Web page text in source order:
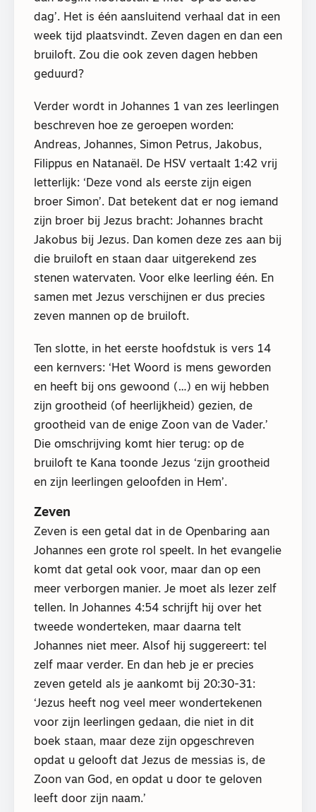
dag’. Het is één aansluitend verhaal dat in een
week tijd plaatsvindt. Zeven dagen en dan een
bruiloft. Zou die ook zeven dagen hebben
geduurd?
Verder wordt in Johannes 1 van zes leerlingen
beschreven hoe ze geroepen worden:
Andreas, Johannes, Simon Petrus, Jakobus,
Filippus en Natanaël. De HSV vertaalt 1:42 vrij
letterlijk: ‘Deze vond als eerste zijn eigen
broer Simon’. Dat betekent dat er nog iemand
zijn broer bij Jezus bracht: Johannes bracht
Jakobus bij Jezus. Dan komen deze zes aan bij
die bruiloft en staan daar uitgerekend zes
stenen watervaten. Voor elke leerling één. En
samen met Jezus verschijnen er dus precies
zeven mannen op de bruiloft.
Ten slotte, in het eerste hoofdstuk is vers 14
een kernvers: ‘Het Woord is mens geworden
en heeft bij ons gewoond (…) en wij hebben
zijn grootheid (of heerlijkheid) gezien, de
grootheid van de enige Zoon van de Vader.’
Die omschrijving komt hier terug: op de
bruiloft te Kana toonde Jezus ‘zijn grootheid
en zijn leerlingen geloofden in Hem’.
Zeven
Zeven is een getal dat in de Openbaring aan
Johannes een grote rol speelt. In het evangelie
komt dat getal ook voor, maar dan op een
meer verborgen manier. Je moet als lezer zelf
tellen. In Johannes 4:54 schrijft hij over het
tweede wonderteken, maar daarna telt
Johannes niet meer. Alsof hij suggereert: tel
zelf maar verder. En dan heb je er precies
zeven geteld als je aankomt bij 20:30-31:
‘Jezus heeft nog veel meer wondertekenen
voor zijn leerlingen gedaan, die niet in dit
boek staan, maar deze zijn opgeschreven
opdat u gelooft dat Jezus de messias is, de
Zoon van God, en opdat u door te geloven
leeft door zijn naam.’